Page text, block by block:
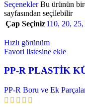
Seçenekler Bu ürünün
sayfasından seçilebilir
Çap Seçiniz110, 20, 25,
Hızlı görünüm
Favori listesine ekle
PP-R PLASTİK
PP-R Boru ve Ek